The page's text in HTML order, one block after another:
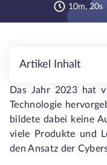
10m, 20s
Artikel Inhalt
Das Jahr 2023 hat
Technologie
bildete dabei keine
viele Produkte und
den Ansatz der